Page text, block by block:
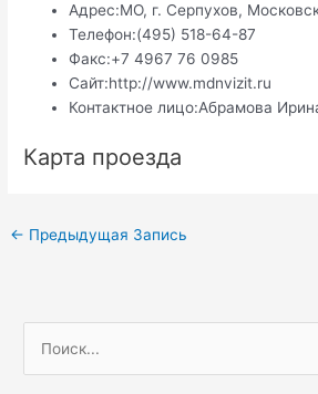
Адрес:МО, г. Серпухов,
Телефон:(495) 518-64-87
Факс:+7 4967 76 0985
Сайт:http://www.mdnvizit.ru
Контактное лицо:Абрамова
Карта проезда
Навигация
← Предыдущая Запись